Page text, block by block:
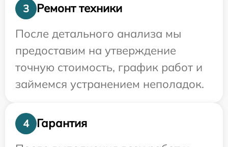
3
Ремонт техники
После детального анализа мы
предоставим на утверждение
точную стоимость, график работ и
займемся устранением неполадок.
4
Гарантия